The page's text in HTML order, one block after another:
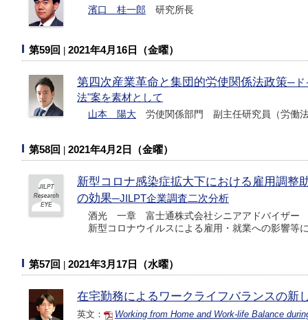
濱口 桂一郎 研究所長
第59回 2021年4月16日（金曜）
第四次産業革命と集団的労使関係法政策─ド
法"案を素材として
山本 陽大 労使関係部門 副主任研究員（労働
第58回 2021年4月2日（金曜）
新型コロナ感染症拡大下における雇用調整
の効果─JILPT企業調査二次分析
酒光 一章 富士通株式会社シニアアドバイザー
新型コロナウイルスによる雇用・就業への影響等
第57回 2021年3月17日（水曜）
在宅勤務によるワークライフバランスの新
英文：
Working from Home and Work-life Balance